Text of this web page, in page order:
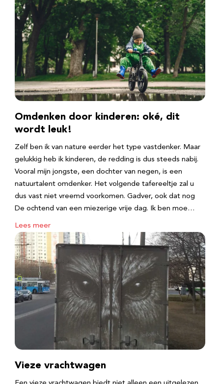
Omdenken door kinderen: oké, dit
wordt leuk!
Zelf ben ik van nature eerder het type vastdenker. Maar
gelukkig heb ik kinderen, de redding is dus steeds nabij.
Vooral mijn jongste, een dochter van negen, is een
natuurtalent omdenker. Het volgende tafereeltje zal u
dus vast niet vreemd voorkomen. Gadver, ook dat nog
De ochtend van een miezerige vrije dag. Ik ben moe…
Lees meer
Vieze vrachtwagen